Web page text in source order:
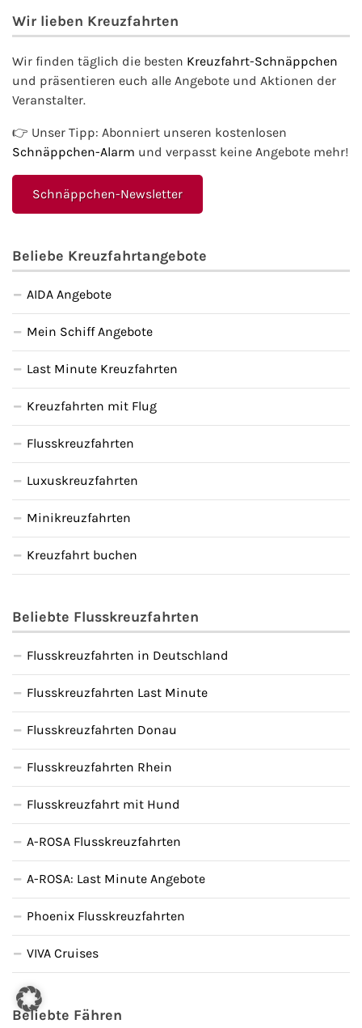
Wir lieben Kreuzfahrten
Wir finden täglich die besten Kreuzfahrt-Schnäppchen
und präsentieren euch alle Angebote und Aktionen der
Veranstalter.
👉 Unser Tipp: Abonniert unseren kostenlosen
Schnäppchen-Alarm und verpasst keine Angebote mehr!
Schnäppchen-Newsletter
Beliebe Kreuzfahrtangebote
AIDA Angebote
Mein Schiff Angebote
Last Minute Kreuzfahrten
Kreuzfahrten mit Flug
Flusskreuzfahrten
Luxuskreuzfahrten
Minikreuzfahrten
Kreuzfahrt buchen
Beliebte Flusskreuzfahrten
Flusskreuzfahrten in Deutschland
Flusskreuzfahrten Last Minute
Flusskreuzfahrten Donau
Flusskreuzfahrten Rhein
Flusskreuzfahrt mit Hund
A-ROSA Flusskreuzfahrten
A-ROSA: Last Minute Angebote
Phoenix Flusskreuzfahrten
VIVA Cruises
Beliebte Fähren